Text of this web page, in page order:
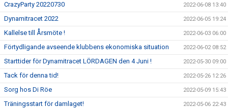
CrazyParty 20220730 2022-06-08 13:40
Dynamitracet 2022 2022-06-05 19:24
Kallelse till Årsmöte ! 2022-06-03 06:00
Förtydligande avseende klubbens ekonomiska situation 2022-06-02 08:52
Starttider för Dynamitracet LÖRDAGEN den 4 Juni ! 2022-05-30 09:00
Tack för denna tid! 2022-05-26 12:26
Sorg hos Di Röe 2022-05-09 15:43
Träningsstart för damlaget! 2022-05-06 22:43